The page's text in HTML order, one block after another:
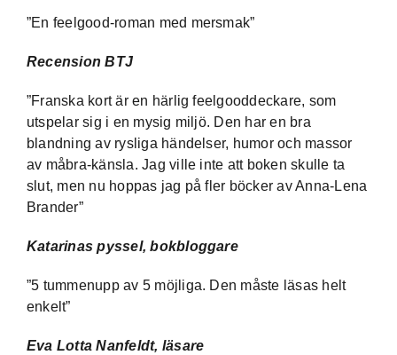
”En feelgood-roman med mersmak”
Recension BTJ
”Franska kort är en härlig feelgooddeckare, som
utspelar sig i en mysig miljö. Den har en bra
blandning av rysliga händelser, humor och massor
av måbra-känsla. Jag ville inte att boken skulle ta
slut, men nu hoppas jag på fler böcker av Anna-Lena
Brander”
Katarinas pyssel, bokbloggare
”5 tummenupp av 5 möjliga. Den måste läsas helt
enkelt”
Eva Lotta Nanfeldt, läsare